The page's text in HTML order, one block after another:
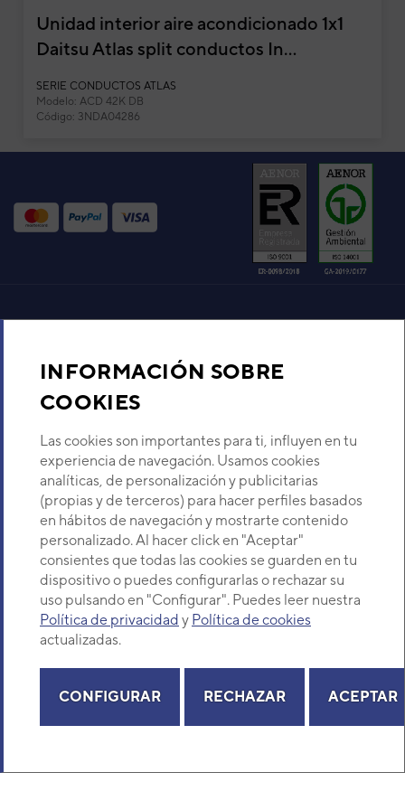
INFORMACIÓN SOBRE
COOKIES
Las cookies son importantes para ti, influyen en tu
experiencia de navegación. Usamos cookies
analíticas, de personalización y publicitarias
(propias y de terceros) para hacer perfiles basados
en hábitos de navegación y mostrarte contenido
personalizado. Al hacer click en "Aceptar"
consientes que todas las cookies se guarden en tu
dispositivo o puedes configurarlas o rechazar su
uso pulsando en "Configurar". Puedes leer nuestra
Política de privacidad y Política de cookies
actualizadas.
CONFIGURAR RECHAZAR ACEPTAR
Unidad exterior aire acondicionado 1x1
Potencia frigorífica
Unidad interior aire acondicionado 1x1
Daitsu Atlas split conductos In...
SERIE CONDUCTOS ATLAS
Modelo: ACD 42K DB
Código: 3NDA04286
Recambios
Descubre Eurofred
Dónde Estamos
¿Buscas un servicio técnico?
Selecciona provincia
Provincia